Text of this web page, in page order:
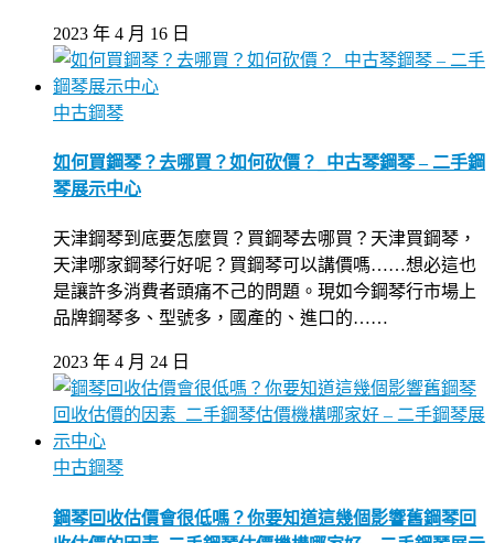
2023 年 4 月 16 日
中古鋼琴
如何買鋼琴？去哪買？如何砍價？_中古琴鋼琴 – 二手鋼
琴展示中心
天津鋼琴到底要怎麼買？買鋼琴去哪買？天津買鋼琴，
天津哪家鋼琴行好呢？買鋼琴可以講價嗎……想必這也
是讓許多消費者頭痛不己的問題。現如今鋼琴行市場上
品牌鋼琴多、型號多，國產的、進口的……
2023 年 4 月 24 日
中古鋼琴
鋼琴回收估價會很低嗎？你要知道這幾個影響舊鋼琴回